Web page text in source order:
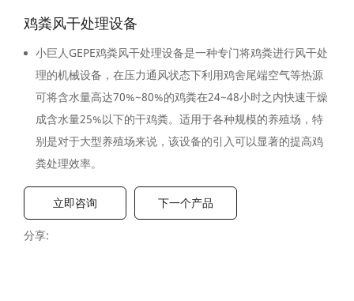
鸡粪风干处理设备
小巨人GEPE鸡粪风干处理设备是一种专门将鸡粪进行风干处
理的机械设备，在压力通风状态下利用鸡舍尾端空气等热源
可将含水量高达70%~80%的鸡粪在24~48小时之内快速干燥
成含水量25%以下的干鸡粪。适用于各种规模的养殖场，特
别是对于大型养殖场来说，该设备的引入可以显著的提高鸡
粪处理效率。
立即咨询 下一个产品
分享: